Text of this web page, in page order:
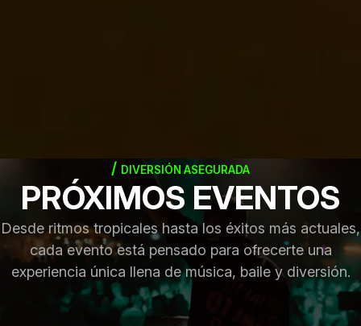
DIVERSIÓN ASEGURADA
PRÓXIMOS EVENTOS
Desde ritmos tropicales hasta los éxitos más actuales,
cada evento está pensado para ofrecerte una
experiencia única llena de música, baile y diversión.